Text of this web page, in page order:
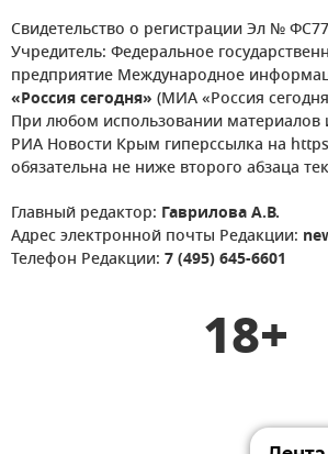
Свидетельство о регистрации Эл №
Учредитель: Федеральное
предприятие Международное
«Россия сегодня» (МИА «Россия
При любом использовании материалов
РИА Новости Крым гиперссылка на
обязательна не ниже второго абзаца
Главный редактор: Гаврилова А.В.
Адрес электронной почты Редакции:
Телефон Редакции: 7 (495) 645-6601
18+